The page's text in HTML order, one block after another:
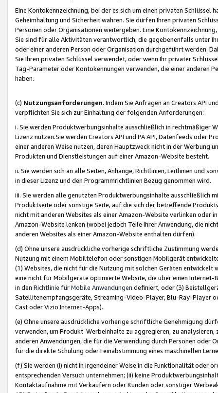
Eine Kontokennzeichnung, bei der es sich um einen privaten
Geheimhaltung und Sicherheit wahren. Sie dürfen Ihren privaten
Personen oder Organisationen weitergeben. Eine
Sie sind für alle Aktivitäten verantwortlich, die gegebenenfalls unter
oder einer anderen Person oder Organisation durchgeführt werden.
Sie Ihren privaten Schlüssel verwendet, oder wenn Ihr privater
Tag-Parameter oder Kontokennungen verwenden, die einer anderen
haben.
(c) Nutzungsanforderungen. Indem Sie Anfragen an Creators API
verpflichten Sie sich zur Einhaltung der folgenden Anforderungen:
i. Sie werden Produktwerbungsinhalte ausschließlich in rechtmäßiger
Lizenz nutzen.Sie werden Creators API und PA API, Datenfeeds oder
einer anderen Weise nutzen, deren Hauptzweck nicht in der Werbung
Produkten und Dienstleistungen auf einer Amazon-Website besteht.
ii. Sie werden sich an alle Seiten, Anhänge, Richtlinien, Leitlinien und
in dieser Lizenz und den Programmrichtlinien Bezug genommen wird.
iii. Sie werden alle genutzten Produktwerbungsinhalte ausschließlich
Produktseite oder sonstige Seite, auf die sich der betreffende
nicht mit anderen Websites als einer Amazon-Website verlinken oder
Amazon-Website lenken (wobei jedoch Teile Ihrer Anwendung, die
anderen Websites als einer Amazon-Website enthalten dürfen).
(d) Ohne unsere ausdrückliche vorherige schriftliche Zustimmung
Nutzung mit einem Mobiltelefon oder sonstigen Mobilgerät
(1) Websites, die nicht für die Nutzung mit solchen Geräten
eine nicht für Mobilgeräte optimierte Website, die über einen
in den Richtlinie für Mobile Anwendungen definiert, oder (3)
Satellitenempfangsgeräte, Streaming-Video-Player, Blu-Ray-Player
Cast oder Vizio Internet-Apps).
(e) Ohne unsere ausdrückliche vorherige schriftliche Genehmigung
verwenden, um Produkt-Werbeinhalte zu aggregieren, zu
anderen Anwendungen, die für die Verwendung durch Personen
für die direkte Schulung oder Feinabstimmung eines maschinellen
(f) Sie werden (i) nicht in irgendeiner Weise in die Funktionalität oder
entsprechenden Versuch unternehmen; (ii) keine
Kontaktaufnahme mit Verkäufern oder Kunden oder sonstiger